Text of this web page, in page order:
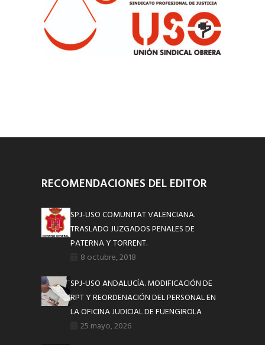
RECOMENDACIONES DEL EDITOR
SPJ-USO COMUNITAT VALENCIANA.
TRASLADO JUZGADOS PENALES DE
PATERNA Y TORRENT.
8 octubre, 2018
SPJ-USO ANDALUCÍA. MODIFICACIÓN DE
RPT Y REORDENACIÓN DEL PERSONAL EN
LA OFICINA JUDICIAL DE FUENGIROLA
25 mayo, 2026